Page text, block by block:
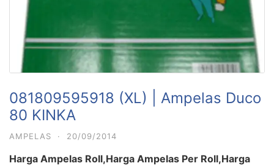
081809595918 (XL) | Ampelas Duco
80 KINKA
AMPELAS · 20/09/2014
Harga Ampelas Roll,Harga Ampelas Per Roll,Harga